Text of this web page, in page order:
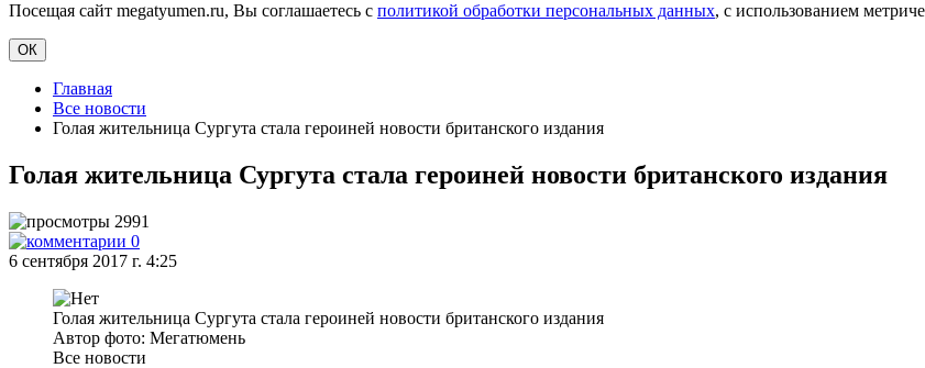
Посещая сайт megatyumen.ru, Вы соглашаетесь с политикой обработки персональных данных, с использованием
ОК
Главная
Все новости
Голая жительница Сургута стала героиней новости британского издания
Голая жительница Сургута стала героиней новости британского издания
2991
0
6 сентября 2017 г. 4:25
Голая жительница Сургута стала героиней новости британского издания
Автор фото: Мегатюмень
Все новости